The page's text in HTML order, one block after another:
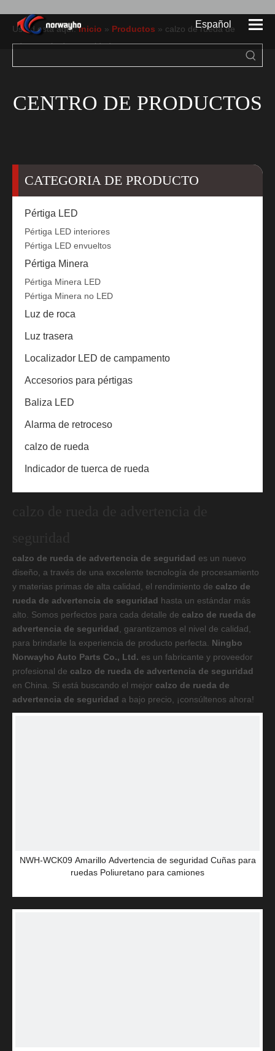
Español
Usted está aquí: Inicio » Productos » calzo de rueda de
advertencia de seguridad
CENTRO DE PRODUCTOS
CATEGORIA DE PRODUCTO
Pértiga LED
Pértiga LED interiores
Pértiga LED envueltos
Pértiga Minera
Pértiga Minera LED
Pértiga Minera no LED
Luz de roca
Luz trasera
Localizador LED de campamento
Accesorios para pértigas
Baliza LED
Alarma de retroceso
calzo de rueda
Indicador de tuerca de rueda
calzo de rueda de advertencia de seguridad es un nuevo
diseño, a través de una excelente tecnología de procesamiento
y materias primas de alta calidad, el rendimiento de calzo de
rueda de advertencia de seguridad hasta un estándar más
alto. Somos perfectos para cada detalle de calzo de rueda de
advertencia de seguridad , garantizamos el nivel de calidad,
para brindarle la experiencia de producto perfecta. Ningbo
Norwayho Auto Parts Co., Ltd. es un fabricante y proveedor
profesional de calzo de rueda de advertencia de seguridad
en China. Si está buscando el mejor calzo de rueda de
advertencia de seguridad a bajo precio, ¡consúltenos ahora!
NWH-WCK09 Amarillo Advertencia de seguridad Cuñas para
ruedas Poliuretano para camiones